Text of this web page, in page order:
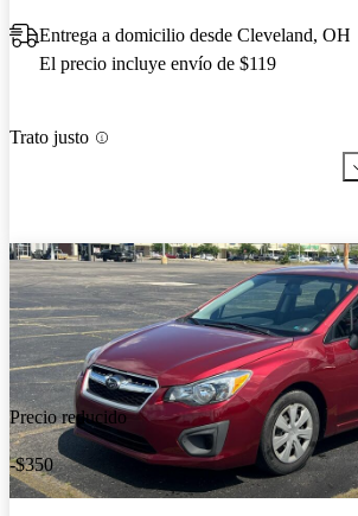
Entrega a domicilio desde Cleveland, OH
El precio incluye envío de $119
Trato justo
Precio reducido
-$350